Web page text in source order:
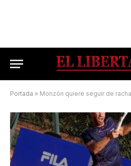
Portada » Monzón quiere seguir de